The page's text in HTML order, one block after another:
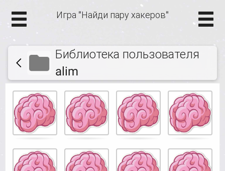
Игра "Найди пару хакеров"
Библиотека пользователя
alim
Игра
запоминание.
Найти
подходящие
arrow